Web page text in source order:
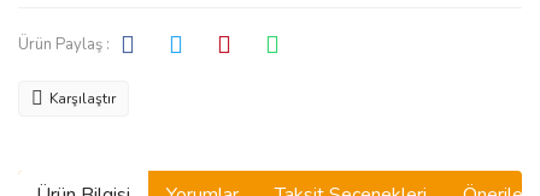
Ürün Paylaş :
Karşılaştır